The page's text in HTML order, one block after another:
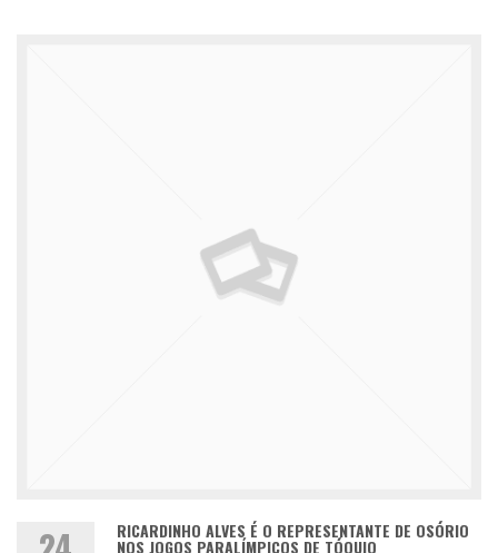
RICARDINHO ALVES É O REPRESENTANTE DE OSÓRIO
NOS JOGOS PARALÍMPICOS DE TÓQUIO